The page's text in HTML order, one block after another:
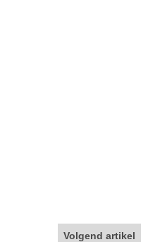
Volgend artikel